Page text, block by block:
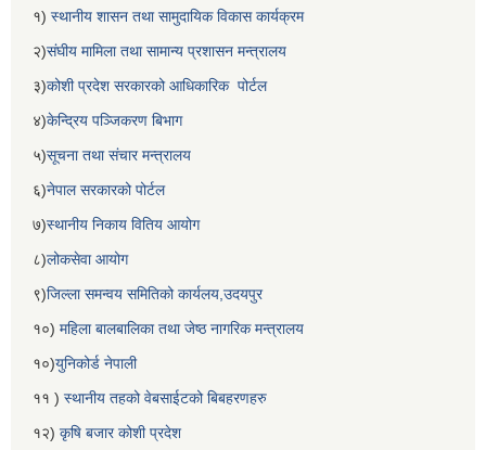
१) स्थानीय शासन तथा सामुदायिक विकास कार्यक्रम
२)संघीय मामिला तथा सामान्य प्रशासन मन्त्रालय
३)कोशी प्रदेश सरकारको आधिकारिक पोर्टल
४)केन्द्रिय पञ्जिकरण बिभाग
५)सूचना तथा संचार मन्त्रालय
६)नेपाल सरकारको पोर्टल
७)स्थानीय निकाय वितिय आयोग
८)लोकसेवा आयोग
९)जिल्ला समन्वय समितिको कार्यलय,उदयपुर
१०) महिला बालबालिका तथा जेष्ठ नागरिक मन्त्रालय
१०)युनिकोर्ड नेपाली
११ ) स्थानीय तहको वेबसाईटको बिबहरणहरु
१२) कृषि बजार कोशी प्रदेश